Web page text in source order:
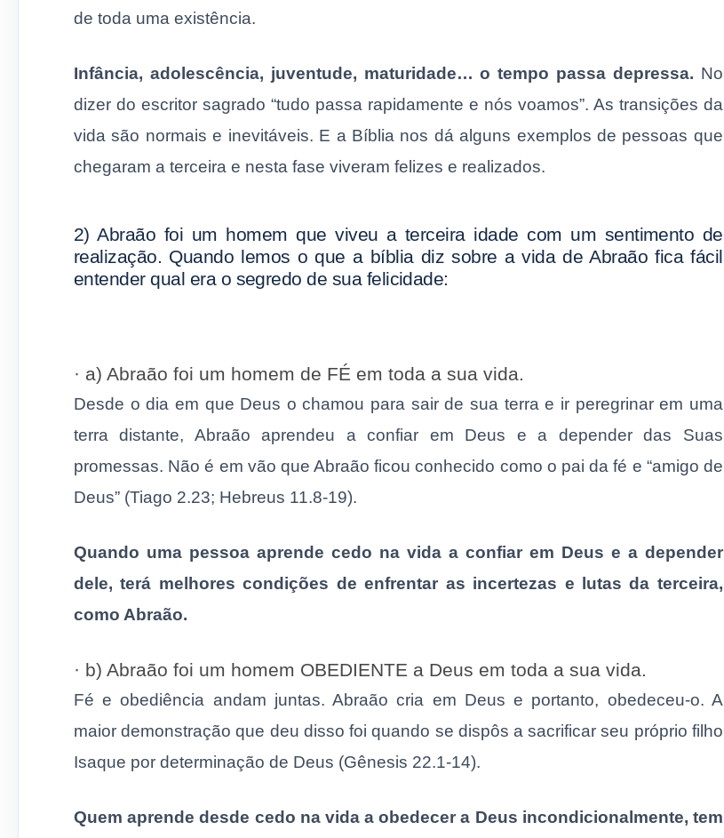
de toda uma existência.
Infância, adolescência, juventude, maturidade… o tempo passa depressa. No
dizer do escritor sagrado “tudo passa rapidamente e nós voamos”. As transições da
vida são normais e inevitáveis. E a Bíblia nos dá alguns exemplos de pessoas que
chegaram a terceira e nesta fase viveram felizes e realizados.
2) Abraão foi um homem que viveu a terceira idade com um sentimento de
realização. Quando lemos o que a bíblia diz sobre a vida de Abraão fica fácil
entender qual era o segredo de sua felicidade:
· a) Abraão foi um homem de FÉ em toda a sua vida.
Desde o dia em que Deus o chamou para sair de sua terra e ir peregrinar em uma
terra distante, Abraão aprendeu a confiar em Deus e a depender das Suas
promessas. Não é em vão que Abraão ficou conhecido como o pai da fé e “amigo de
Deus” (Tiago 2.23; Hebreus 11.8-19).
Quando uma pessoa aprende cedo na vida a confiar em Deus e a depender
dele, terá melhores condições de enfrentar as incertezas e lutas da terceira,
como Abraão.
· b) Abraão foi um homem OBEDIENTE a Deus em toda a sua vida.
Fé e obediência andam juntas. Abraão cria em Deus e portanto, obedeceu-o. A
maior demonstração que deu disso foi quando se dispôs a sacrificar seu próprio filho
Isaque por determinação de Deus (Gênesis 22.1-14).
Quem aprende desde cedo na vida a obedecer a Deus incondicionalmente, tem